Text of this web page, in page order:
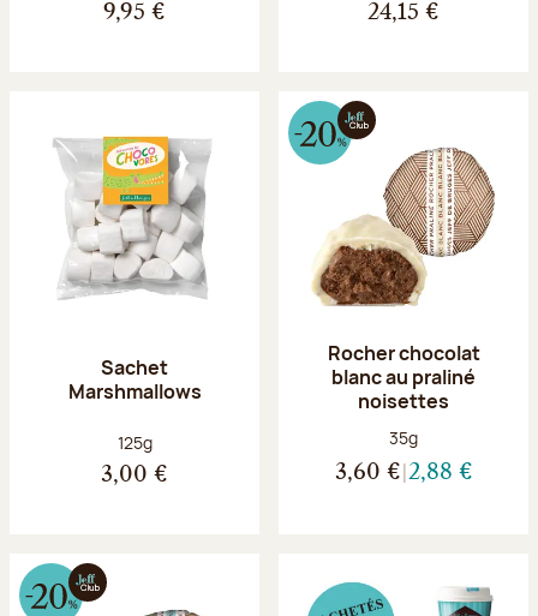
9,95 € 24,15 €
Sachet
Marshmallows
Poids net :
125g
3,00 €
Rocher chocolat
blanc au praliné
noisettes
Poids net :
35g
3,60 € 2,88 €